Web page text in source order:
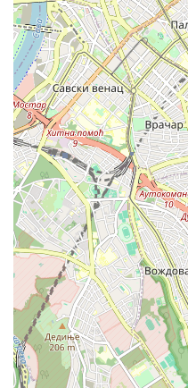
BRATISLAVA
Rožňavská 1, 831
BRNO
VIDENSKA 153/
DUBROVNIK
Gornja Čibača 8,